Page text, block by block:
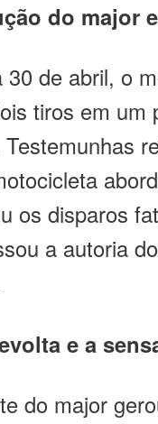
do major
30 de abril, o
tiros em um
Testemunhas
os disparos
a autoria
e a
do major